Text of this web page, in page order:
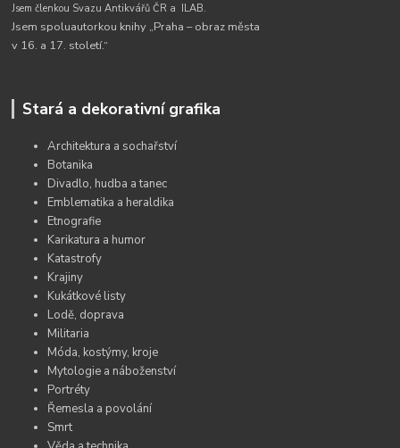
Jsem členkou Svazu Antikvářů ČR a ILAB.
Jsem spoluautorkou knihy „Praha – obraz města
v 16. a 17. století.“
Stará a dekorativní grafika
Architektura a sochařství
Botanika
Divadlo, hudba a tanec
Emblematika a heraldika
Etnografie
Karikatura a humor
Katastrofy
Krajiny
Kukátkové listy
Lodě, doprava
Militaria
Móda, kostýmy, kroje
Mytologie a náboženství
Portréty
Řemesla a povolání
Smrt